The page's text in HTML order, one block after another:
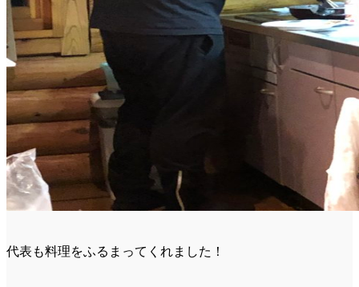
代表も料理をふるまってくれました！